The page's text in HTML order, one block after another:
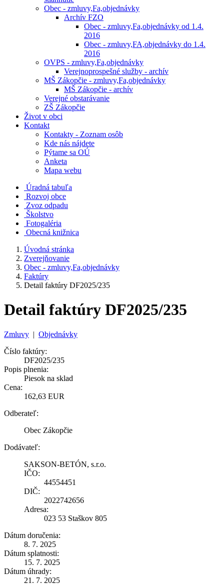
Obec - zmluvy,Fa,objednávky
Archív FZO
Obec - zmluvy,Fa,objednávky od 1.4.
2016
Obec - zmluvy,FA,objednávky do 1.4.
2016
OVPS - zmluvy,Fa,objednávky
Verejnoprospešné služby - archív
MŠ Zákopčie - zmluvy,Fa,objednávky
MŠ Zákopčie - archív
Verejné obstarávanie
ZŠ Zákopčie
Život v obci
Kontakt
Kontakty - Zoznam osôb
Kde nás nájdete
Pýtame sa OÚ
Anketa
Mapa webu
Úradná tabuľa
Rozvoj obce
Zvoz odpadu
Školstvo
Fotogaléria
Obecná knižnica
Úvodná stránka
Zverejňovanie
Obec - zmluvy,Fa,objednávky
Faktúry
Detail faktúry DF2025/235
Detail faktúry DF2025/235
Zmluvy | Objednávky
Číslo faktúry:
DF2025/235
Popis plnenia:
Piesok na sklad
Cena:
162,63 EUR
Odberateľ:
Obec Zákopčie
Dodávateľ:
SAKSON-BETÓN, s.r.o.
IČO:
44554451
DIČ:
2022742656
Adresa:
023 53 Staškov 805
Dátum doručenia:
8. 7. 2025
Dátum splatnosti:
15. 7. 2025
Dátum úhrady:
21. 7. 2025